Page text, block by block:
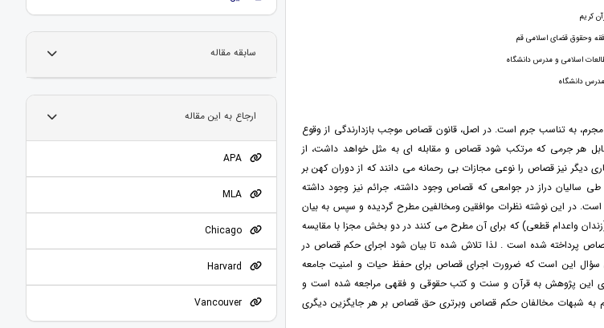
کریم
وحقوق قضای اسلامی قم
اسلامی و مدرس دانشگاه
دانشگاه
به تناسب جرم است. در اصل، قانون قصاص موجب بازدارندگی از وقوع
هر جرمی که مرتکب شود قصاص و مقابله ای به مثل خواهد داشت، از
دیگر نیز قصاص را نوعی مجازات بی رحمانه می دانند که از دوران کهن بر
سالیان دراز در جوامعی که قصاص وجود داشته، جرائم نیز وجود داشته
در این نوشته نظرات موافقین ومخالفین مطرح گردیده و سپس به بیان
واعدام قطعی) که برای آن مطرح می کنند در دو بخش مجزا با مقایسه
پرداخته شده است . لذا تلاش شده تا بیان شود اجرای حکم قصاص در
سؤال این است که ضرورت اجرای قصاص برای حفظ حیات و امنیت جامعه
این پژوهش به قرآن و سنت و کتب حقوقی و فقهی مراجعه شده است و
به شبهات مخالفان حکم قصاص وبرتری حق قصاص بر هر جایگزین دیگری
سابقه مقاله
ارجاع به این مقاله